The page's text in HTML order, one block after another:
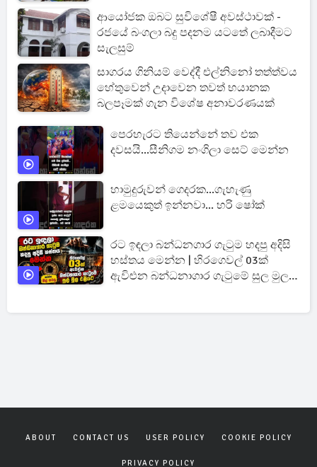
ආයෝජක ඔබට සුවිශේෂී අවස්ථාවක් -
රජයේ බංගලා බදු පදනම යටතේ ලබාදීමට
සැලසුම්
සාගරය ගිනියම් වෙද්දී එල්නිනෝ තත්ත්වය
හේතුවෙන් උදාවෙන තවත් භයානක
බලපෑමක් ගැන විශේෂ අනාවරණයක්
පෙරහැරට තියෙන්නේ තව එක
දවසයි...සීනිගම නංගිලා සෙට් මෙන්න
හාමුදුරුවන් ගෙදරක...ගැහැණු
ළමයෙකුත් ඉන්නවා... හරි ෂෝක්
රට ඉඳලා බන්ධනගාර ගැටුම හදපු අදිසි
හස්තය මෙන්න | හිරගෙවල් 03ක්
ඇවිළුන බන්ධනාගාර ගැටුමේ සුල මුල
ABOUT CONTACT US USER POLICY COOKIE POLICY
PRIVACY POLICY